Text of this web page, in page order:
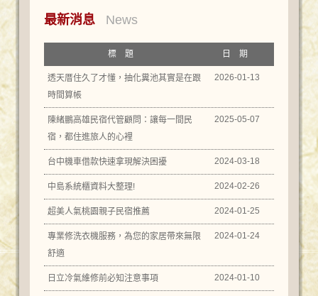
最新消息 News
標題 日期
透天厝住久了才懂，抽化糞池其實是在跟
時間算帳
2026-01-13
陳緒鵬高雄民宿代管顧問：讓每一間民
宿，都住進旅人的心裡
2025-05-07
台中機車借款快速拿現解決困擾 2024-03-18
中島系統櫃資料大整理! 2024-02-26
超美人氣桃園親子民宿推薦 2024-01-25
專業修洗衣機服務，為您的家居帶來無限
舒適
2024-01-24
日立冷氣維修前必知注意事項 2024-01-10